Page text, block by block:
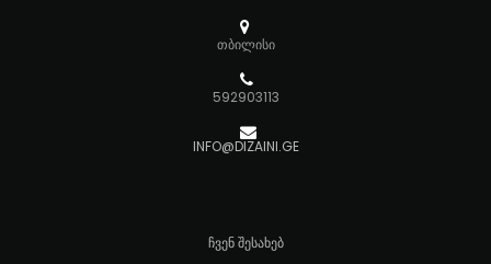
თბილისი
592903113
INFO@DIZAINI.GE
ᲩᲕᲔᲜ ᲨᲔᲡᲐᲮᲔᲑ